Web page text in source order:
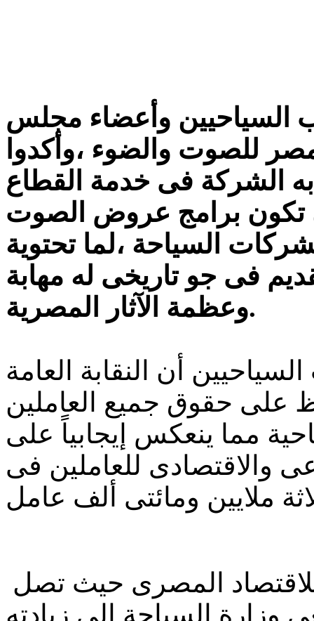
السياحيين وأعضاء مجلس
للصوت والضوء ،وأكدوا
الشركة فى خدمة القطاع
تكون برامج عروض الصوت
السياحة ،لما تحتوية
فى جو تاريخى له مهابة
وعظمة الآثار المصرية.
أن النقابة العامة
على حقوق جميع العاملين
مما ينعكس إيجابياً على
والاقتصادى للعاملين فى
وزارة السياحة إلى زيادته